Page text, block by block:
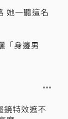
她一聽這名
「身邊男
鏡特效遮不